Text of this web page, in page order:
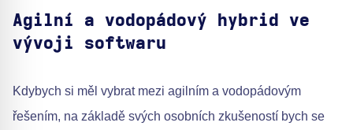
Agilní a vodopádový hybrid ve
vývoji softwaru
Kdybych si měl vybrat mezi agilním a vodopádovým
řešením, na základě svých osobních zkušeností bych se